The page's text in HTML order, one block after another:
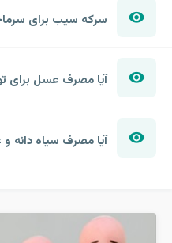
سرکه سیب برای
آیا مصرف عسل برای
آیا مصرف سیاه دانه